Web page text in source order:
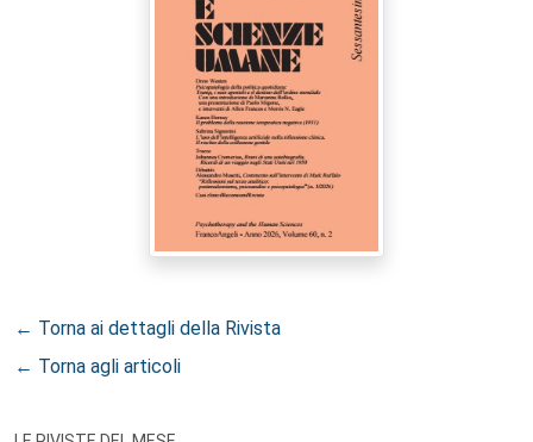
← Torna ai dettagli della Rivista
← Torna agli articoli